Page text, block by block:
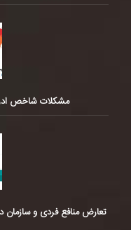
مشکلات شاخص
تعارض منافع فردی و